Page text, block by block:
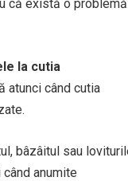
că există o
la cutia
atunci când cutia
bâzâitul sau
anumite